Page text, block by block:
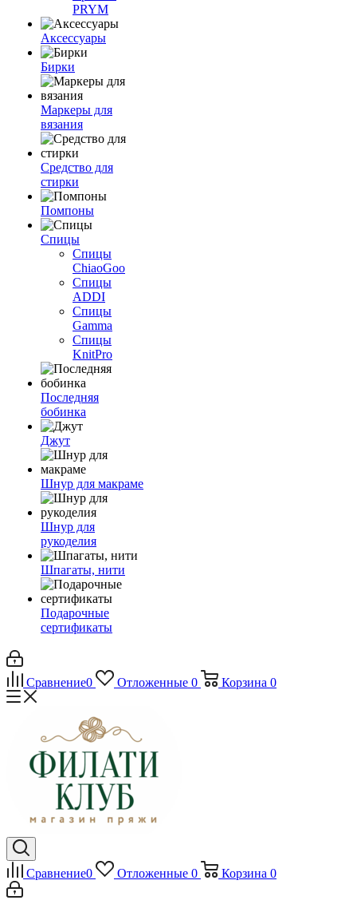
PRYM
Аксессуары
Бирки
Маркеры для
вязания
Средство для
стирки
Помпоны
Спицы
Спицы
ChiaoGoo
Спицы
ADDI
Спицы
Gamma
Спицы
KnitPro
Последняя
бобинка
Джут
Шнур для макраме
Шнур для
рукоделия
Шпагаты, нити
Подарочные
сертификаты
Сравнение0 Отложенные 0 Корзина 0
Сравнение0 Отложенные 0 Корзина 0